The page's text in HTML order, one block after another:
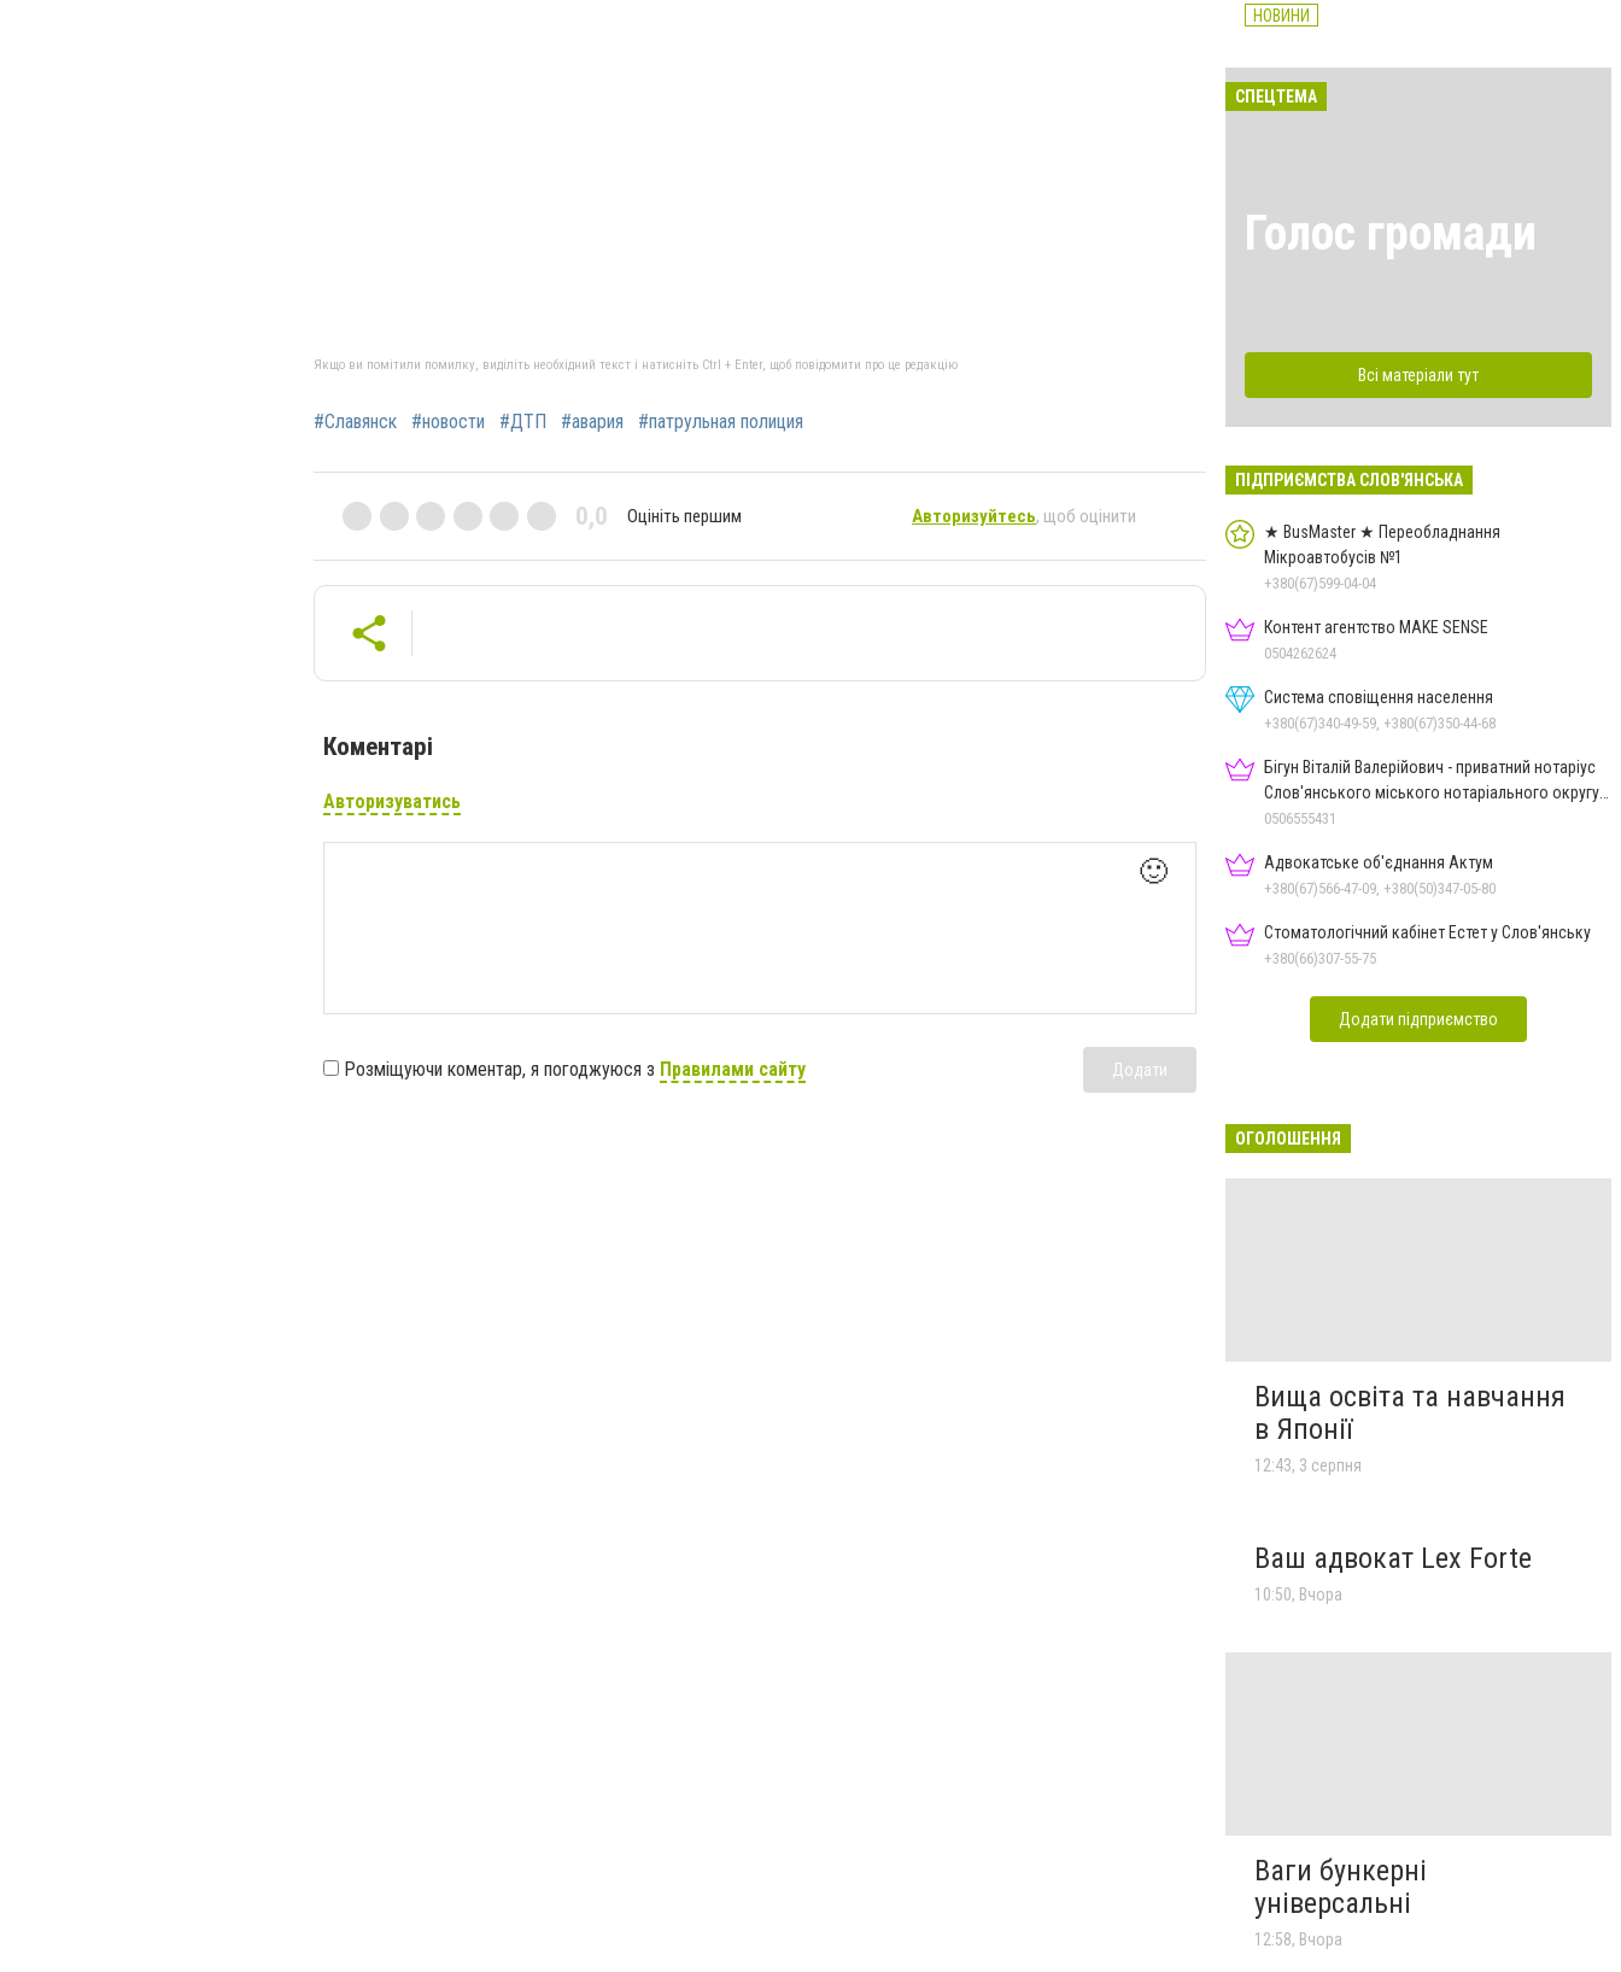
Якщо ви помітили помилку, виділіть необхідний текст і натисніть Ctrl + Enter, щоб повідомити про це редакцію
#Славянск #новости #ДТП #авария #патрульная полиция
0,0 Оцініть першим Авторизуйтесь, щоб оцінити
Коментарі
Авторизуватись
🙂
Розміщуючи коментар, я погоджуюся з Правилами сайту Додати
НОВИНИ
СПЕЦТЕМА
Голос громади
Всі матеріали тут
ПІДПРИЄМСТВА СЛОВ'ЯНСЬКА
★ BusMaster ★ Переобладнання
Мікроавтобусів №1
+380(67)599-04-04
Контент агентство MAKE SENSE
0504262624
Система сповіщення населення
+380(67)340-49-59, +380(67)350-44-68
Бігун Віталій Валерійович - приватний нотаріус
Слов'янського міського нотаріального округу
Дон.обл.
0506555431
Адвокатське об'єднання Актум
+380(67)566-47-09, +380(50)347-05-80
Стоматологічний кабінет Естет у Слов'янську
+380(66)307-55-75
Додати підприємство
ОГОЛОШЕННЯ
Вища освіта та навчання
в Японії
12:43, 3 серпня
Ваш адвокат Lex Forte
10:50, Вчора
Ваги бункерні
універсальні
12:58, Вчора